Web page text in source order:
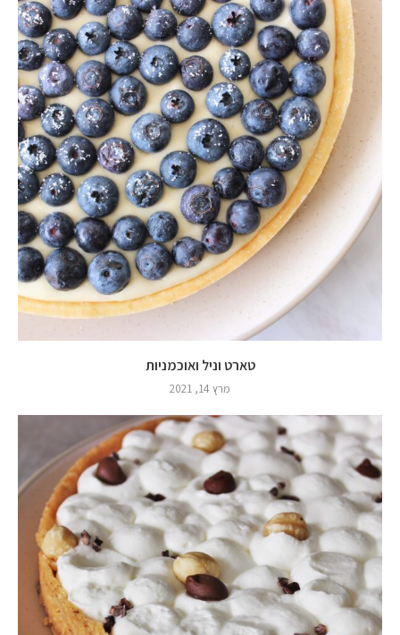
טארט וניל ואוכמניות
מרץ 14, 2021